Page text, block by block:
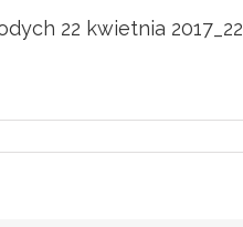
22 kwietnia 2017_22